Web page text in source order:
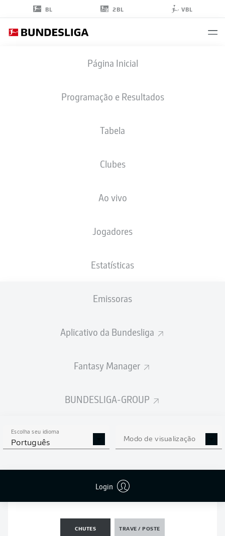
BL 2BL VBL
Página Inicial
Programação e Resultados
Tabela
Clubes
Ao vivo
Jogadores
Estatísticas
Emissoras
Aplicativo da Bundesliga
Fantasy Manager
BUNDESLIGA-GROUP
Escolha seu idioma
Português Modo de visualização
Login
ESTATÍSTICAS DA
TEMPORADA 2023/2024
GOLS ASSISTÊNCIAS PÊNALTIS
CHUTES TRAVE / POSTE